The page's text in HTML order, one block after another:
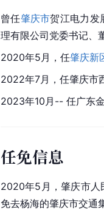
曾任肇庆市贺江电力发
理有限公司党委书记、
2020年5月，任肇庆新
2022年7月，任肇庆市
2023年10月-- 任广东
任免信息
2020年5月，肇庆市人
免去杨海的肇庆市交通